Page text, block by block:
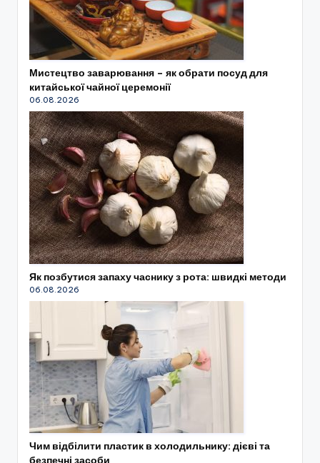
Мистецтво заварювання – як обрати посуд для
китайської чайної церемонії
06.08.2026
Як позбутися запаху часнику з рота: швидкі методи
06.08.2026
Чим відбілити пластик в холодильнику: дієві та
безпечні засоби